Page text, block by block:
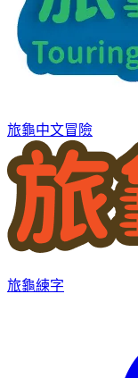
旅龜中文冒險
旅龜練字